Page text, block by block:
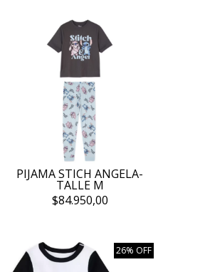
PIJAMA STICH ANGELA-
TALLE M
$84.950,00
26% OFF